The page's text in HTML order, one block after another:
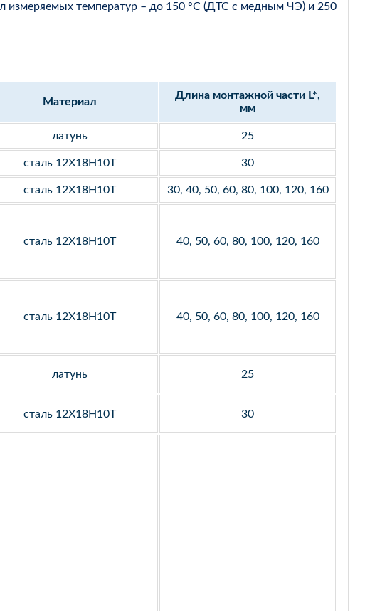
измеряемых температур – до 150 °С (ДТС с медным ЧЭ) и 250
Материал
Длина монтажной части L*,
мм
латунь 25
сталь 12Х18Н10Т 30
сталь 12Х18Н10Т 30, 40, 50, 60, 80, 100, 120, 160
сталь 12Х18Н10Т 40, 50, 60, 80, 100, 120, 160
сталь 12Х18Н10Т 40, 50, 60, 80, 100, 120, 160
латунь 25
сталь 12Х18Н10Т 30